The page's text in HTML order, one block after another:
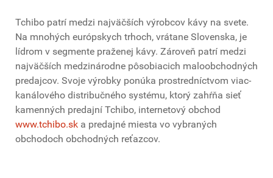
Tchibo patrí medzi najväčších výrobcov kávy na svete.
Na mnohých európskych trhoch, vrátane Slovenska, je
lídrom v segmente praženej kávy. Zároveň patrí medzi
najväčších medzinárodne pôsobiacich maloobchodných
predajcov. Svoje výrobky ponúka prostredníctvom viac-
kanálového distribučného systému, ktorý zahŕňa sieť
kamenných predajní Tchibo, internetový obchod
www.tchibo.sk a predajné miesta vo vybraných
obchodoch obchodných reťazcov.